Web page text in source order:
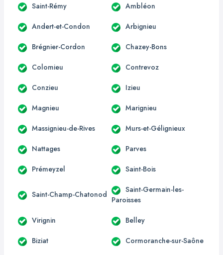
Saint-Rémy Ambléon
Andert-et-Condon Arbignieu
Brégnier-Cordon Chazey-Bons
Colomieu Contrevoz
Conzieu Izieu
Magnieu Marignieu
Massignieu-de-Rives Murs-et-Gélignieux
Nattages Parves
Prémeyzel Saint-Bois
Saint-Champ-Chatonod
Saint-Germain-les-
Paroisses
Virignin Belley
Biziat Cormoranche-sur-Saône